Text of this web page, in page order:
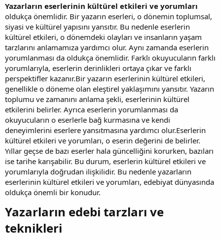
Yazarların eserlerinin kültürel etkileri ve yorumları
oldukça önemlidir. Bir yazarın eserleri, o dönemin toplumsal,
siyasi ve kültürel yapısını yansıtır. Bu nedenle eserlerin
kültürel etkileri, o dönemdeki olayları ve insanların yaşam
tarzlarını anlamamıza yardımcı olur. Aynı zamanda eserlerin
yorumlanması da oldukça önemlidir. Farklı okuyucuların farklı
yorumlarıyla, eserlerin derinlikleri ortaya çıkar ve farklı
perspektifler kazanır.Bir yazarın eserlerinin kültürel etkileri,
genellikle o döneme olan eleştirel yaklaşımını yansıtır. Yazarın
toplumu ve zamanını anlama şekli, eserlerinin kültürel
etkilerini belirler. Ayrıca eserlerin yorumlanması da
okuyucuların o eserlerle bağ kurmasına ve kendi
deneyimlerini eserlere yansıtmasına yardımcı olur.Eserlerin
kültürel etkileri ve yorumları, o eserin değerini de belirler.
Yıllar geçse de bazı eserler hala güncelliğini korurken, bazıları
ise tarihe karışabilir. Bu durum, eserlerin kültürel etkileri ve
yorumlarıyla doğrudan ilişkilidir. Bu nedenle yazarların
eserlerinin kültürel etkileri ve yorumları, edebiyat dünyasında
oldukça önemli bir konudur.
Yazarların edebi tarzları ve
teknikleri​